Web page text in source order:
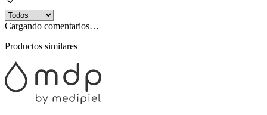
Cargando comentarios…
Productos similares